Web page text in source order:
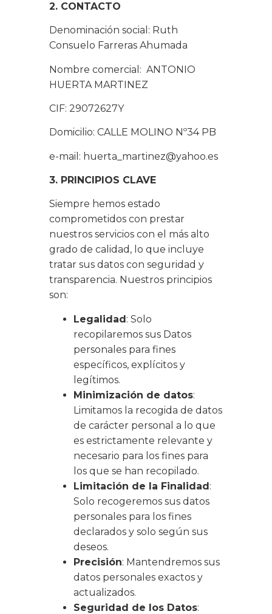
2. CONTACTO
Denominación social: Ruth
Consuelo Farreras Ahumada
Nombre comercial: ANTONIO
HUERTA MARTINEZ
CIF: 29072627Y
Domicilio: CALLE MOLINO Nº34 PB
e-mail: huerta_martinez@yahoo.es
3. PRINCIPIOS CLAVE
Siempre hemos estado
comprometidos con prestar
nuestros servicios con el más alto
grado de calidad, lo que incluye
tratar sus datos con seguridad y
transparencia. Nuestros principios
son:
Legalidad: Solo
recopilaremos sus Datos
personales para fines
específicos, explícitos y
legítimos.
Minimización de datos:
Limitamos la recogida de datos
de carácter personal a lo que
es estrictamente relevante y
necesario para los fines para
los que se han recopilado.
Limitación de la Finalidad:
Solo recogeremos sus datos
personales para los fines
declarados y solo según sus
deseos.
Precisión: Mantendremos sus
datos personales exactos y
actualizados.
Seguridad de los Datos: